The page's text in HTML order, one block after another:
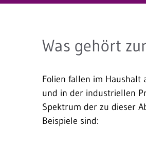
Was gehört
Folien fallen im Haushalt
und in der industriellen
Spektrum der zu dieser
Beispiele sind: